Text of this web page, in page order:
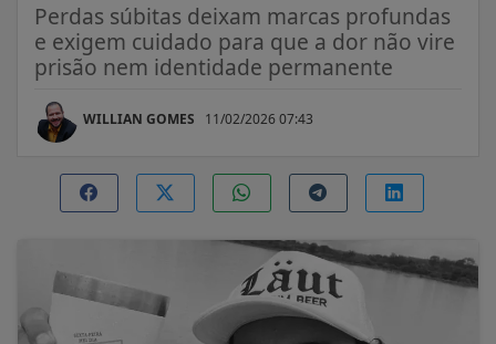
Perdas súbitas deixam marcas profundas
e exigem cuidado para que a dor não vire
prisão nem identidade permanente
WILLIAN GOMES 11/02/2026 07:43